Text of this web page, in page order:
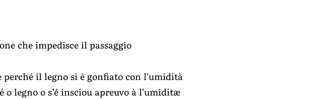
che impedisce il passaggio
il legno si è gonfiato con l’umidità
legno o s’é insciou apreuvo à l’umiditæ